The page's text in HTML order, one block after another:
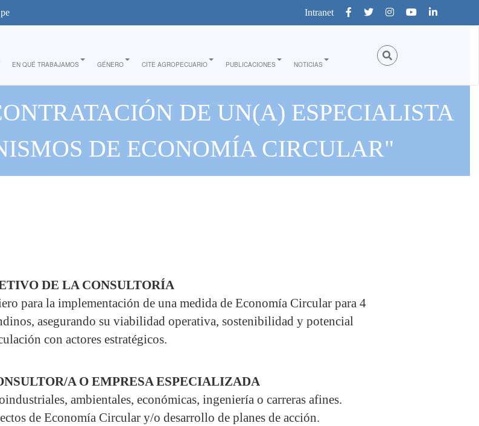
Intranet
EN QUÉ TRABAJAMOS GÉNERO CITE AGROPECUARIO PUBLICACIONES NOTICIAS
DE UN(A) ESPECIALISTA
DE ECONOMÍA CIRCULAR"
DE LA CONSULTORÍA
para la implementación de una medida de Economía Circular para 4
asegurando su viabilidad operativa, sostenibilidad y potencial
con actores estratégicos.
A O EMPRESA ESPECIALIZADA
ambientales, económicas, ingeniería o carreras afines.
de Economía Circular y/o desarrollo de planes de acción.